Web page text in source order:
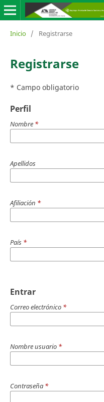
Inicio / Registrarse
Registrarse
* Campo obligatorio
Perfil
Nombre *
Apellidos
Afiliación *
País *
Entrar
Correo electrónico *
Nombre usuario *
Contraseña *